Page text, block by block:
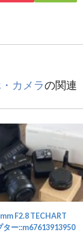
カメラの関連
F2.8 TECHART
ター::m67613913950